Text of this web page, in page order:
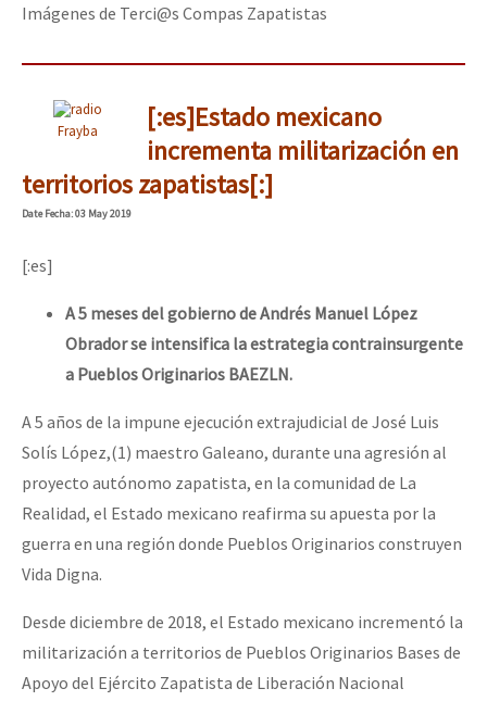
Fotorreportaje
Video
Otras secciones
Semillero Guerra contra la Humanidad. (Las poblaciones y
la naturaleza bajo asedio)
Libros para descargar
Medios Libres
COVID-19
Eventos
Imágenes de Terci@s Compas Zapatistas
Frayba
[:es]Estado mexicano
incrementa militarización en
territorios zapatistas[:]
DateFecha: 03 May 2019
[:es]
A 5 meses del gobierno de Andrés Manuel López
Obrador se intensifica la estrategia contrainsurgente
a Pueblos Originarios BAEZLN.
A 5 años de la impune ejecución extrajudicial de José Luis
Solís López,(1) maestro Galeano, durante una agresión al
proyecto autónomo zapatista, en la comunidad de La
Realidad, el Estado mexicano reafirma su apuesta por la
guerra en una región donde Pueblos Originarios construyen
Vida Digna.
Desde diciembre de 2018, el Estado mexicano incrementó la
militarización a territorios de Pueblos Originarios Bases de
Apoyo del Ejército Zapatista de Liberación Nacional